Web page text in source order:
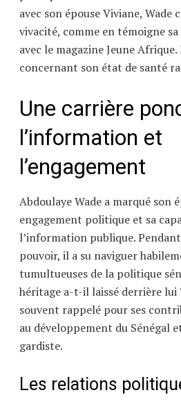
avec son épouse Viviane, Wade
vivacité, comme en témoigne
avec le magazine Jeune
concernant son état de santé
Une carrière
l’information et
l’engagement
Abdoulaye Wade a marqué son
engagement politique et sa
l’information publique. Pendant
pouvoir, il a su naviguer
tumultueuses de la politique
héritage a-t-il laissé derrière lui
souvent rappelé pour ses
au développement du Sénégal
gardiste.
Les relations